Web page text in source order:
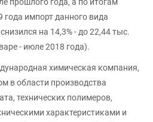
импорт данного вида
на 14,3% - до 22,44 тыс.
- июле 2018 года).
химическая компания,
в области производства
технических полимеров,
характеристиками и